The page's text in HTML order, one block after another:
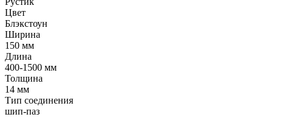
Цвет
Блэкстоун
Ширина
150 мм
Длина
400-1500 мм
Толщина
14 мм
Тип соединения
шип-паз